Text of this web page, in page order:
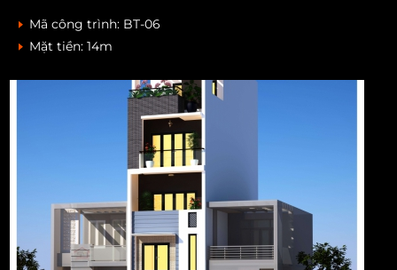
Mã công trình: BT-06
Mặt tiền:14m